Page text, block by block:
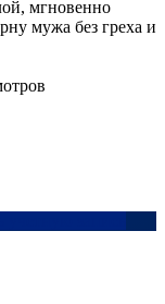
мгновенно
мужа без греха и